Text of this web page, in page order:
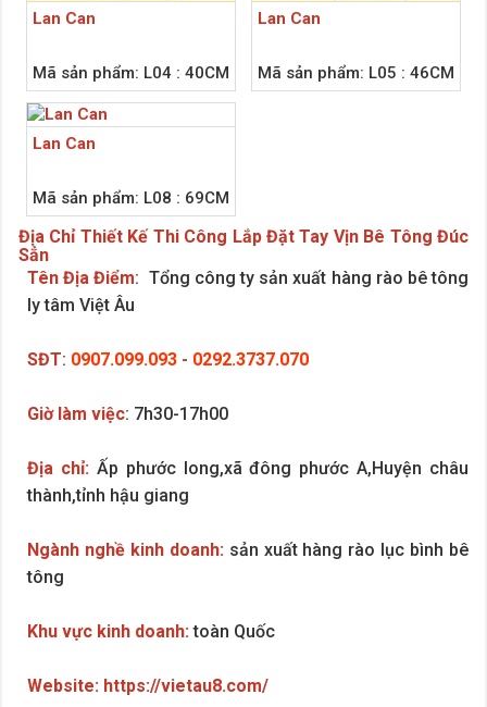
Lan Can
Mã sản phẩm: L04 : 40CM
Lan Can
Mã sản phẩm: L05 : 46CM
Lan Can
Mã sản phẩm: L08 : 69CM
Địa Chỉ Thiết Kế Thi Công Lắp Đặt Tay Vịn Bê Tông Đúc
Sẳn
Tên Địa Điểm: Tổng công ty sản xuất hàng rào bê tông
ly tâm Việt Âu
SĐT: 0907.099.093 - 0292.3737.070
Giờ làm việc: 7h30-17h00
Địa chỉ:Ấp phước long,xã đông phước A,Huyện châu
thành,tỉnh hậu giang
Ngành nghề kinh doanh:sản xuất hàng rào lục bình bê
tông
Khu vực kinh doanh:toàn Quốc
Website: https://vietau8.com/